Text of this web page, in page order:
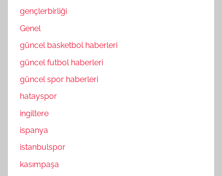
gençlerbirliği
Genel
güncel basketbol haberleri
güncel futbol haberleri
güncel spor haberleri
hatayspor
ingiltere
ispanya
istanbulspor
kasımpaşa